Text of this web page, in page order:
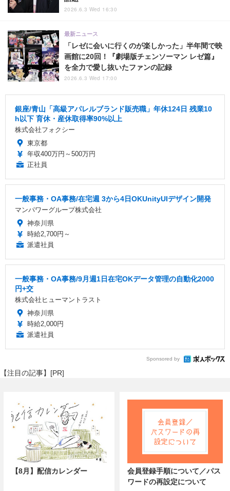
2026.6.3 Wed 16:30
「レゼに会いに行くのが楽しかった」半年間で映
画館に20回！『劇場版チェンソーマン レゼ篇』
を全力で愛し抜いたファンの記録
最新ニュース
2026.6.3 Wed 17:00
銀座/青山「高級アパレルブランド販売職」年休124日 残業10
h以下 育休・産休取得率90%以上
株式会社フォクシー
東京都
年収400万円～500万円
正社員
一般事務・OA事務/在宅週 3から4日OKUnityUIデザイン開発
マンパワーグループ株式会社
神奈川県
時給2,700円～
派遣社員
一般事務・OA事務/9月週1日在宅OKデータ管理の自動化2000
円+交
株式会社ヒューマントラスト
神奈川県
時給2,000円
派遣社員
Sponsored by
【注目の記事】[PR]
【8月】配信カレンダー
会員登録手順について／パス
ワードの再設定について